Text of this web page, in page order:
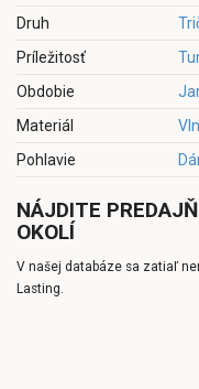
Druh
Príležitosť
Obdobie
Materiál
Pohlavie
NÁJDITE
OKOLÍ
V našej databáze sa zatiaľ
Lasting.